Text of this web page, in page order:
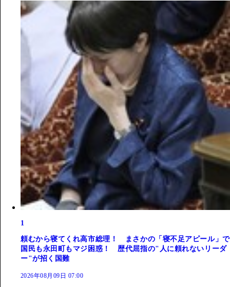
1
頼むから寝てくれ高市総理！ まさかの「寝不足アピール」で
国民も永田町もマジ困惑！ 歴代屈指の"人に頼れないリーダ
ー"が招く国難
2026年08月09日 07:00